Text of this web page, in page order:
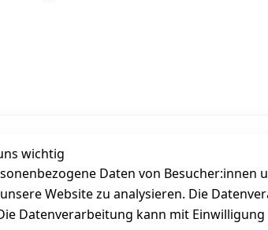
wichtig
Daten von Besucher:innen
Website zu analysieren. Die
Datenverarbeitung kann mit